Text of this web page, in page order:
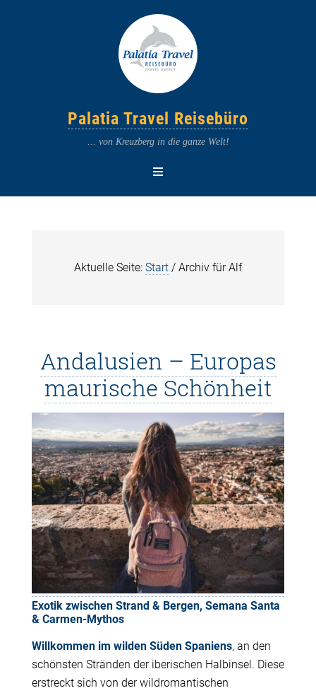
Palatia Travel Reisebüro
... von Kreuzberg in die ganze Welt!
Aktuelle Seite: Start /Archiv für Alf
Andalusien – Europas
maurische Schönheit
Exotik zwischen Strand & Bergen, Semana Santa
& Carmen-Mythos
Willkommen im wilden Süden Spaniens, an den
schönsten Stränden der iberischen Halbinsel. Diese
erstreckt sich von der wildromantischen